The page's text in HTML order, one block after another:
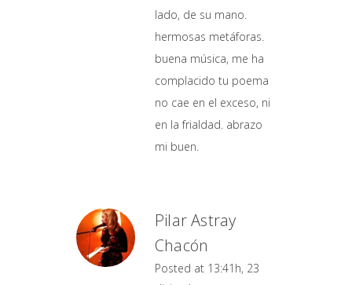
lado, de su mano.
hermosas metáforas.
buena música, me ha
complacido tu poema
no cae en el exceso, ni
en la frialdad. abrazo
mi buen.
Pilar Astray
Chacón
Posted at 13:41h, 23